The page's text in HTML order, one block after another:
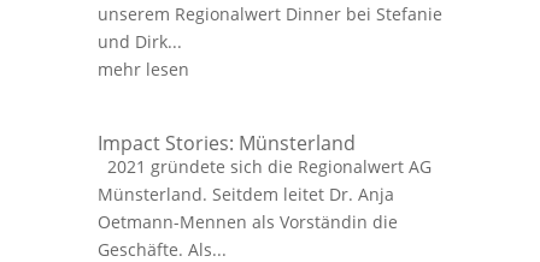
unserem Regionalwert Dinner bei Stefanie
und Dirk...
mehr lesen
Impact Stories: Münsterland
2021 gründete sich die Regionalwert AG
Münsterland. Seitdem leitet Dr. Anja
Oetmann-Mennen als Vorständin die
Geschäfte. Als...